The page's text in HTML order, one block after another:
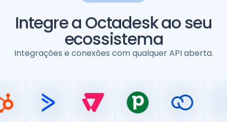
Integre a Octadesk ao seu
ecossistema
Integrações e conexões com qualquer API aberta.